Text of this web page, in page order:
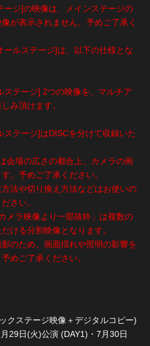
ジ]の映像は、メインステージの
が表示されません。予めご了承く
ルステージ]は、以下の仕様とな
テージ] 2つの映像を、マルチア
み頂けます。
テージ]はDISCを分けて収録いた
会場の広さの都合上、カメラの画
。予めご了承ください。
法や切り換え方法などはお使いの
さい。
メラ映像より一部抜粋」は複数の
ける分割映像となります。
のため、画面揺れや照明の影響を
めご了承ください。
クステージ映像＋デジタルコピー)
29日(火)公演 (DAY1)・7月30日